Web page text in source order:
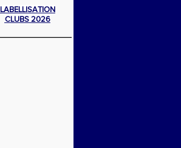
LABELLISATION
CLUBS 2026